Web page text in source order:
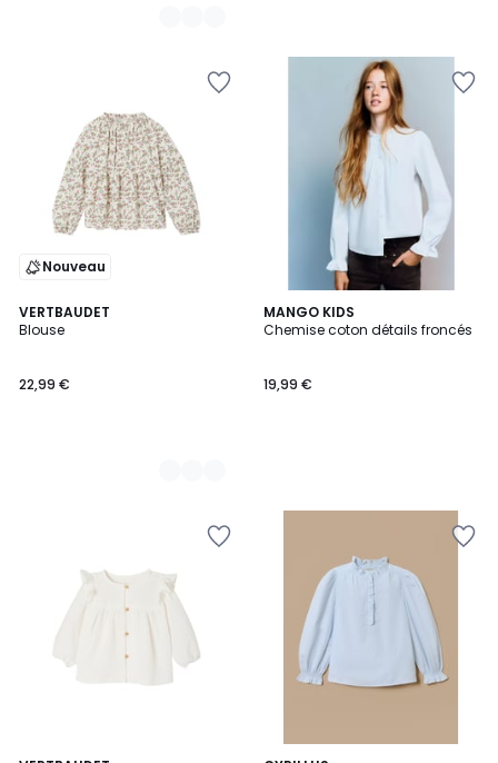
Nouveau
VERTBAUDET
Blouse
22,99 €
2
Couleurs
MANGO KIDS
Chemise coton détails froncés
19,99 €